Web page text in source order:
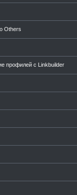
Others
профилей с Linkbuilder